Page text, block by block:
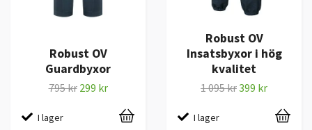
Robust OV
Guardbyxor
795 kr 299 kr
I lager
Robust OV
Insatsbyxor i hög
kvalitet
1 095 kr399 kr
I lager